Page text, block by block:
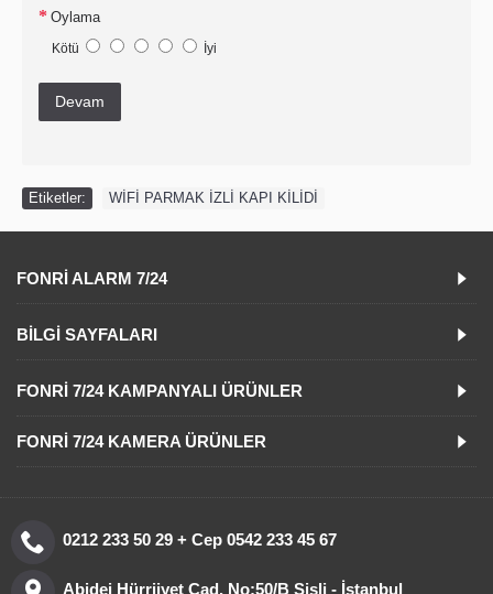
Oylama
Kötü İyi
Devam
Etiketler: WİFİ PARMAK İZLİ KAPI KİLİDİ
FONRI ALARM 7/24
BILGI SAYFALARI
FONRI 7/24 KAMPANYALI ÜRÜNLER
FONRI 7/24 KAMERA ÜRÜNLER
0212 233 50 29 + Cep 0542 233 45 67
Abidei Hürriiyet Cad. No:50/B Şişli - İstanbul